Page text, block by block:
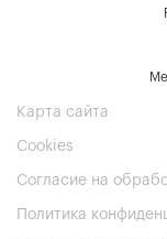
Карта сайта
Cookies
Согласие на
Политика